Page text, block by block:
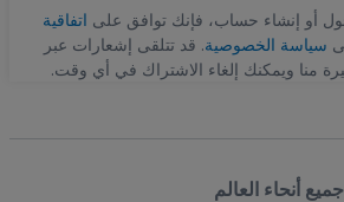
أو إنشاء حساب، فإنك توافق علىاتفاقية
سياسة الخصوصية. قد تتلقى إشعارات عبر
منا ويمكنك إلغاء الاشتراك في أي وقت.
أنحاء العالم